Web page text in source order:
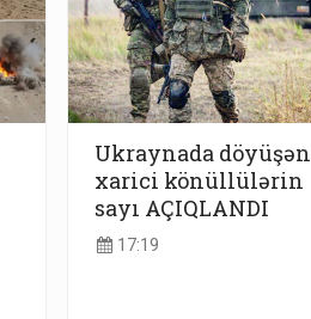
Ukraynada döyüşən
xarici könüllülərin
sayı AÇIQLANDI
17:19